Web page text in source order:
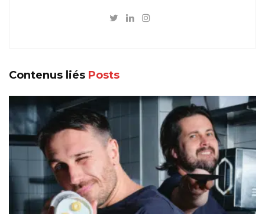
Contenus liés Posts